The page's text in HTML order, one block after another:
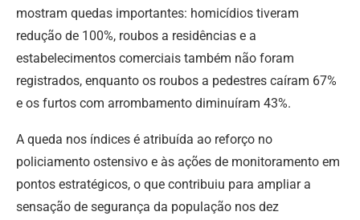
mostram quedas importantes: homicídios tiveram
redução de 100%, roubos a residências e a
estabelecimentos comerciais também não foram
registrados, enquanto os roubos a pedestres caíram 67%
e os furtos com arrombamento diminuíram 43%.
A queda nos índices é atribuída ao reforço no
policiamento ostensivo e às ações de monitoramento em
pontos estratégicos, o que contribuiu para ampliar a
sensação de segurança da população nos dez